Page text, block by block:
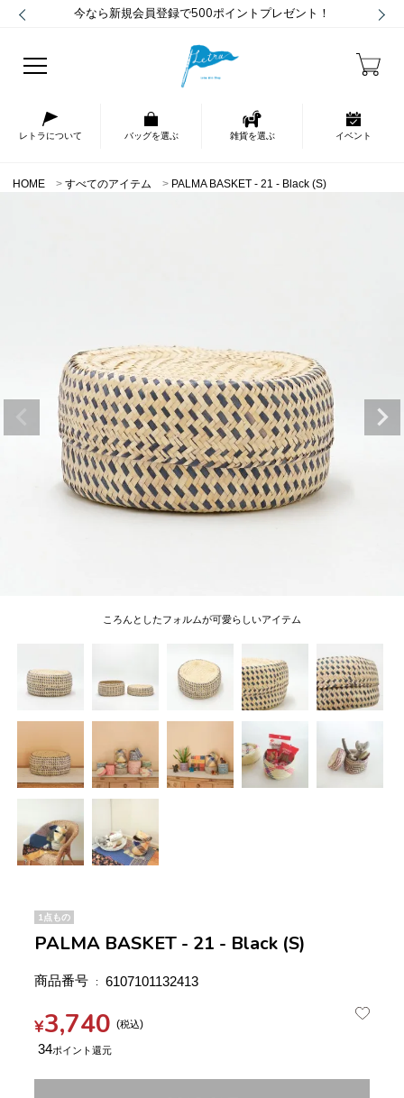
今なら新規会員登録で500ポイントプレゼント！
レトラについて バッグを選ぶ 雑貨を選ぶ イベント
HOME すべてのアイテム PALMA BASKET - 21 - Black (S)
ころんとしたフォルムが可愛らしいアイテム
1点もの
PALMA BASKET - 21 - Black (S)
商品番号 6107101132413
¥3,740 税込
34